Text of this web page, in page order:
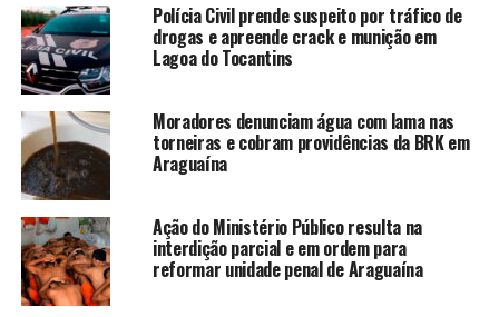
Polícia Civil prende suspeito por tráfico de
drogas e apreende crack e munição em
Lagoa do Tocantins
Moradores denunciam água com lama nas
torneiras e cobram providências da BRK em
Araguaína
Ação do Ministério Público resulta na
interdição parcial e em ordem para
reformar unidade penal de Araguaína